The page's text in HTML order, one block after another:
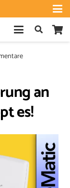
an
es!